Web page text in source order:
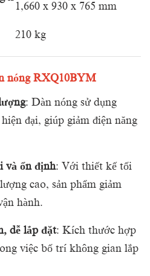
1,660 x 930 x 765 mm
210 kg
nóng RXQ10BYM
: Dàn nóng sử dụng
đại, giúp giảm điện năng
và ổn định: Với thiết kế tối
cao, sản phẩm giảm
hành.
dễ lắp đặt: Kích thước hợp
việc bố trí không gian lắp